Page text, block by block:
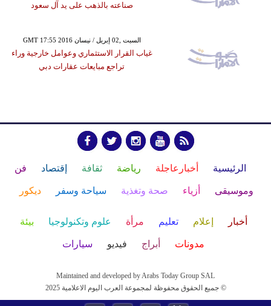
صناعته بالذهب على يد آل سعود
GMT 17:55 2016 السبت ,02 إبريل / نيسان
غياب القرار الاستثماري وعوامل خارجية وراء
تراجع مبايعات عقارات دبي
الرئيسية أخبارعاجلة رياضة ثقافة إقتصاد فن
وموسيقى أزياء صحة وتغذية سياحة وسفر ديكور
أخبار إعلام تعليم مرأة علوم وتكنولوجيا بيئة
مدونات أبراج فيديو سيارات
Maintained and developed by Arabs Today Group SAL
جميع الحقوق محفوظة لمجموعة العرب اليوم الاعلامية 2025 ©